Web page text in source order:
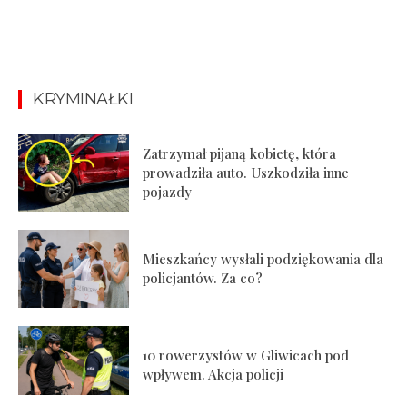
KRYMINAŁKI
Zatrzymał pijaną kobietę, która
prowadziła auto. Uszkodziła inne
pojazdy
Mieszkańcy wysłali podziękowania dla
policjantów. Za co?
10 rowerzystów w Gliwicach pod
wpływem. Akcja policji